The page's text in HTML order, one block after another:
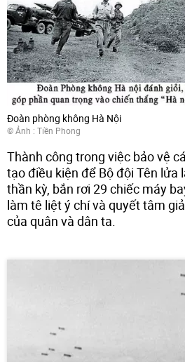
Đoàn phòng không Hà Nội
© Ảnh : Tiền Phong
Thành công trong việc bảo vệ
tạo điều kiện để Bộ đội Tên lửa
thần kỳ, bắn rơi 29 chiếc máy
làm tê liệt ý chí và quyết tâm
của quân và dân ta.